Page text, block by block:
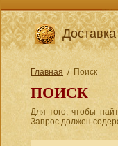
Главная / Поиск
ПОИСК
Для того, чтобы
Запрос должен